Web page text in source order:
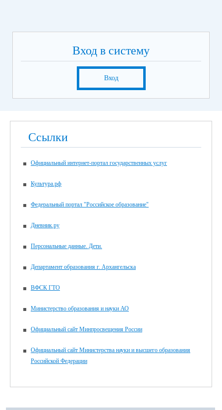
Вход в систему
Вход
Ссылки
Официальный интернет-портал государственных услуг
Культура.рф
Федеральный портал "Российское образование"
Дневник.ру
Персональные данные. Дети.
Департамент образования г. Архангельска
ВФСК ГТО
Министерство образования и науки АО
Официальный сайт Минпросвещения России
Официальный сайт Министерства науки и высшего образования
Российской Федерации